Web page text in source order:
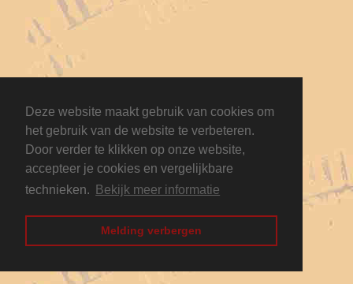
Deze website maakt gebruik van cookies om
het gebruik van de website te verbeteren.
Door verder te klikken op onze website,
accepteer je cookies en vergelijkbare
technieken.
Bekijk meer informatie
Melding verbergen